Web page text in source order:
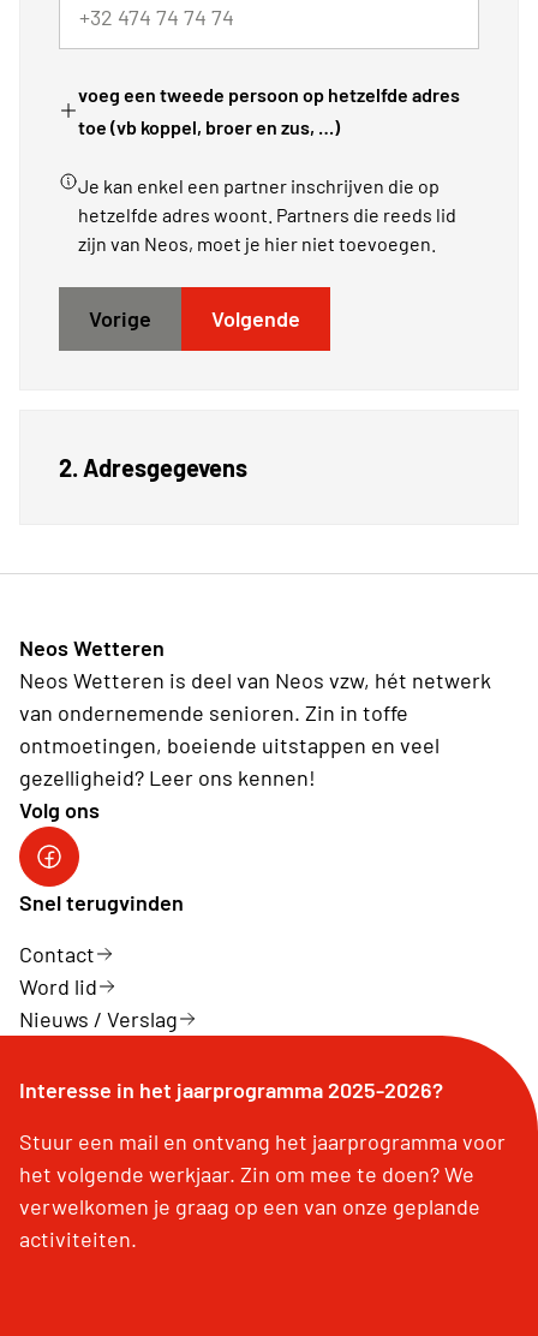
voeg een tweede persoon op hetzelfde adres
toe (vb koppel, broer en zus, …)
Je kan enkel een partner inschrijven die op
hetzelfde adres woont. Partners die reeds lid
zijn van Neos, moet je hier niet toevoegen.
Vorige Volgende
2. Adresgegevens
Neos Wetteren
Neos Wetteren is deel van Neos vzw, hét netwerk
van ondernemende senioren. Zin in toffe
ontmoetingen, boeiende uitstappen en veel
gezelligheid? Leer ons kennen!
Volg ons
Snel terugvinden
Contact
Word lid
Nieuws / Verslag
Interesse in het jaarprogramma 2025-2026?
Stuur een mail en ontvang het jaarprogramma voor
het volgende werkjaar. Zin om mee te doen? We
verwelkomen je graag op een van onze geplande
activiteiten.